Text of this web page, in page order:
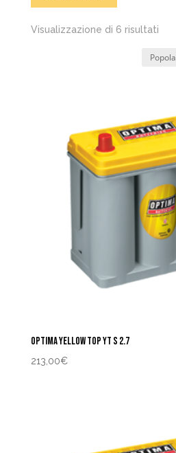
Visualizzazione di 6 risultati
OPTIMA YELLOW TOP YT S 2.7
213,00€